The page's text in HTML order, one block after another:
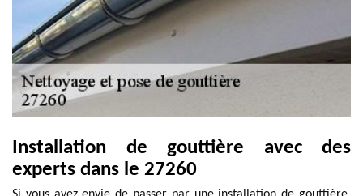
Installation de gouttière avec des
experts dans le 27260